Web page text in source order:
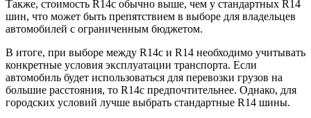
Также, стоимость R14c обычно выше, чем у стандартных R14
шин, что может быть препятствием в выборе для владельцев
автомобилей с ограниченным бюджетом.
В итоге, при выборе между R14c и R14 необходимо учитывать
конкретные условия эксплуатации транспорта. Если
автомобиль будет использоваться для перевозки грузов на
большие расстояния, то R14c предпочтительнее. Однако, для
городских условий лучше выбрать стандартные R14 шины.